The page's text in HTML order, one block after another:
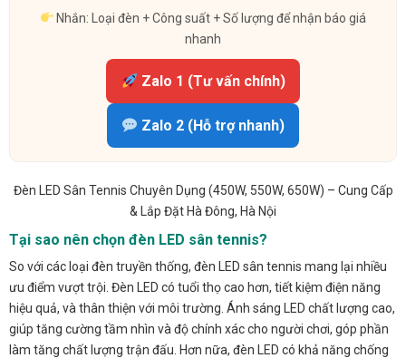
Nhắn: Loại đèn + Công suất + Số lượng để nhận báo giá
nhanh
Zalo 1 (Tư vấn chính)
Zalo 2 (Hỗ trợ nhanh)
Đèn LED Sân Tennis Chuyên Dụng (450W, 550W, 650W) – Cung Cấp
& Lắp Đặt Hà Đông, Hà Nội
Tại sao nên chọn đèn LED sân tennis?
So với các loại đèn truyền thống, đèn LED sân tennis mang lại nhiều
ưu điểm vượt trội. Đèn LED có tuổi thọ cao hơn, tiết kiệm điện năng
hiệu quả, và thân thiện với môi trường. Ánh sáng LED chất lượng cao,
giúp tăng cường tầm nhìn và độ chính xác cho người chơi, góp phần
làm tăng chất lượng trận đấu. Hơn nữa, đèn LED có khả năng chống